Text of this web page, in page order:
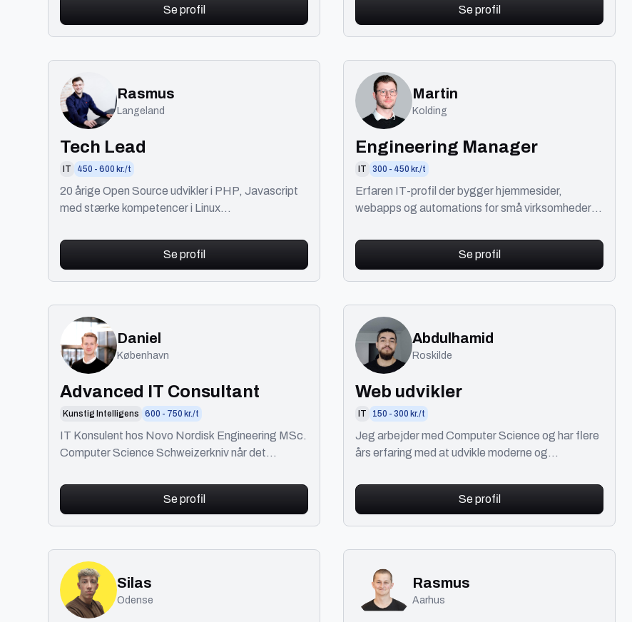
Se profil
Se profil
Rasmus
Langeland
Tech Lead
IT 450 - 600 kr./t
20 årige Open Source udvikler i PHP, Javascript
med stærke kompetencer i Linux
bare et spørgsmål om tid
Se profil
Martin
Kolding
Engineering Manager
IT 300 - 450 kr./t
Erfaren IT-profil der bygger hjemmesider,
webapps og automations for små virksomheder
løsning.
Se profil
Daniel
København
Advanced IT Consultant
Kunstig Intelligens 600 - 750 kr./t
IT Konsulent hos Novo Nordisk Engineering MSc.
Computer Science Schweizerkniv når det
Se profil
Abdulhamid
Roskilde
Web udvikler
IT 150 - 300 kr./t
Jeg arbejder med Computer Science og har flere
års erfaring med at udvikle moderne og
stabile og bruge
Se profil
Silas
Odense
Rasmus
Aarhus